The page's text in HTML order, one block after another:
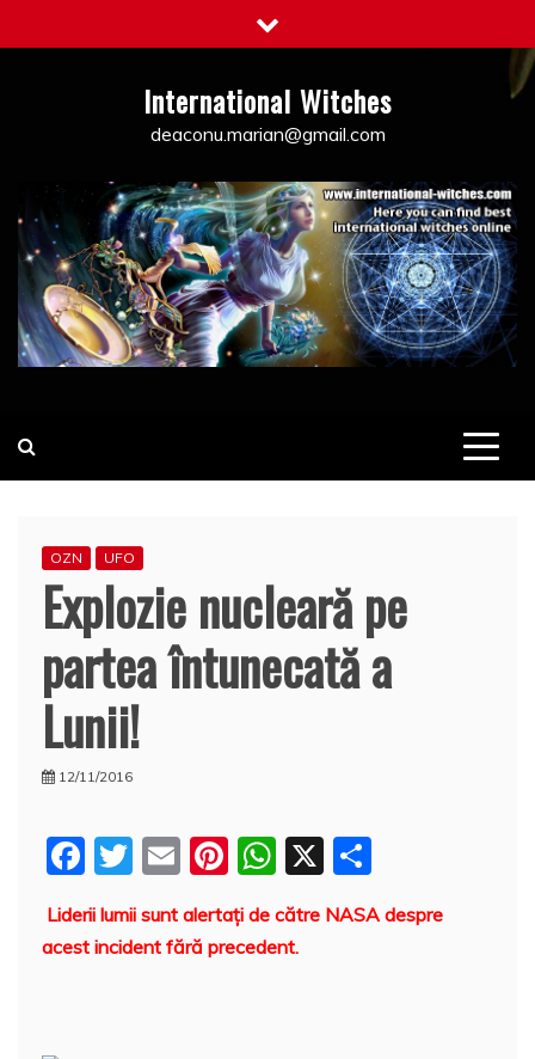
to
International Witches
deaconu.marian@gmail.com
OZN UFO
Explozie nucleară pe
partea întunecată a
Lunii!
12/11/2016
F
c
e
T
itt
er
E
ai
l
Pi
er
e
W
h
at
s
X
rt
Liderii lumii sunt alertaţi de către NASA despre
acest incident fără precedent.